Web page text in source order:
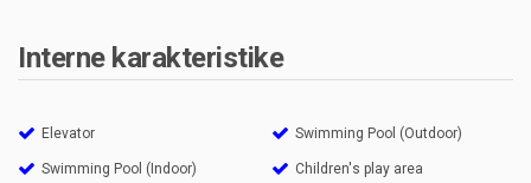
Interne karakteristike
Elevator Swimming Pool (Outdoor)
Swimming Pool (Indoor) Children's play area